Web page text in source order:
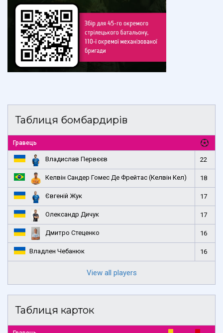
Таблиця бомбардирів
Гравець
Владислав Первєєв 22
Келвін Сандер Гомес Де Фрейтас (Келвін Кел) 18
Євгеній Жук 17
Олександр Дичук 17
Дмитро Стеценко 16
Владлен Чебанюк 16
View all players
Таблиця карток